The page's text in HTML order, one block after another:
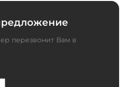
перезвонит Вам в